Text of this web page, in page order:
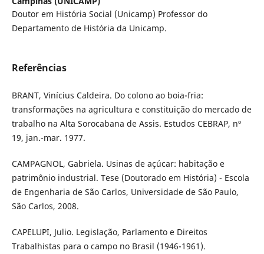
Doutor em História Social (Unicamp) Professor do
Departamento de História da Unicamp.
Referências
BRANT, Vinícius Caldeira. Do colono ao boia-fria:
transformações na agricultura e constituição do mercado de
trabalho na Alta Sorocabana de Assis. Estudos CEBRAP, nº
19, jan.-mar. 1977.
CAMPAGNOL, Gabriela. Usinas de açúcar: habitação e
patrimônio industrial. Tese (Doutorado em História) - Escola
de Engenharia de São Carlos, Universidade de São Paulo,
São Carlos, 2008.
CAPELUPI, Julio. Legislação, Parlamento e Direitos
Trabalhistas para o campo no Brasil (1946-1961).